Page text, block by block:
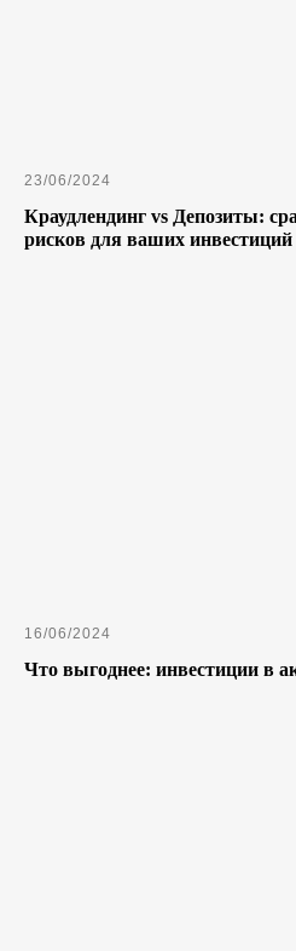
23/06/2024
Краудлендинг vs Депозиты:
рисков для ваших инвестиций
16/06/2024
Что выгоднее: инвестиции в